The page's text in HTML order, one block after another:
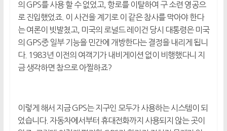
의 GPS를 사용 할 수 없었고, 항로를 이탈하여 구 소련 영공으
로 진입했었죠. 이 사건을 계기로 이 같은 참사를 막아야 한다
는 여론이 빗발쳤고, 미국의 로널드 레이건 당시 대통령은 미국
의 GPS중 일부 기능을 민간에 개방한다는 결정을 내리게 됩니
다. 1983년 이전의 여객기가 내비게이션 없이 비행했다니 지
금 생각하면 참으로 아찔하죠?
이렇게 해서 지금 GPS는 지구인 모두가 사용하는 시스템이 되
었습니다. 자동차에서부터 휴대전화까지 사용되지 않는 곳이